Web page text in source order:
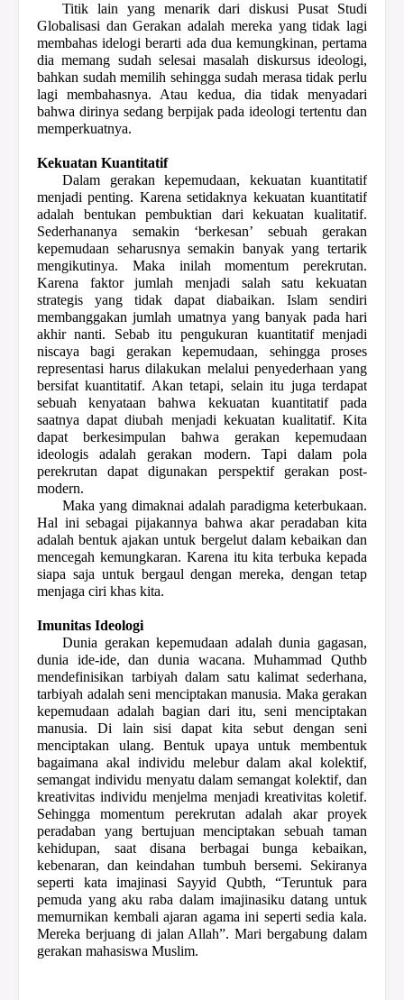
Titik lain yang menarik dari diskusi Pusat Studi
Globalisasi dan Gerakan adalah mereka yang tidak lagi
membahas idelogi berarti ada dua kemungkinan, pertama
dia memang sudah selesai masalah diskursus ideologi,
bahkan sudah memilih sehingga sudah merasa tidak perlu
lagi membahasnya. Atau kedua, dia tidak menyadari
bahwa dirinya sedang berpijak pada ideologi tertentu dan
memperkuatnya.
Kekuatan Kuantitatif
Dalam gerakan kepemudaan, kekuatan kuantitatif
menjadi penting. Karena setidaknya kekuatan kuantitatif
adalah bentukan pembuktian dari kekuatan kualitatif.
Sederhananya semakin ‘berkesan’ sebuah gerakan
kepemudaan seharusnya semakin banyak yang tertarik
mengikutinya. Maka inilah momentum perekrutan.
Karena faktor jumlah menjadi salah satu kekuatan
strategis yang tidak dapat diabaikan. Islam sendiri
membanggakan jumlah umatnya yang banyak pada hari
akhir nanti. Sebab itu pengukuran kuantitatif menjadi
niscaya bagi gerakan kepemudaan, sehingga proses
representasi harus dilakukan melalui penyederhaan yang
bersifat kuantitatif. Akan tetapi, selain itu juga terdapat
sebuah kenyataan bahwa kekuatan kuantitatif pada
saatnya dapat diubah menjadi kekuatan kualitatif. Kita
dapat berkesimpulan bahwa gerakan kepemudaan
ideologis adalah gerakan modern. Tapi dalam pola
perekrutan dapat digunakan perspektif gerakan post-
modern.
Maka yang dimaknai adalah paradigma keterbukaan.
Hal ini sebagai pijakannya bahwa akar peradaban kita
adalah bentuk ajakan untuk bergelut dalam kebaikan dan
mencegah kemungkaran. Karena itu kita terbuka kepada
siapa saja untuk bergaul dengan mereka, dengan tetap
menjaga ciri khas kita.
Imunitas Ideologi
Dunia gerakan kepemudaan adalah dunia gagasan,
dunia ide-ide, dan dunia wacana. Muhammad Quthb
mendefinisikan tarbiyah dalam satu kalimat sederhana,
tarbiyah adalah seni menciptakan manusia. Maka gerakan
kepemudaan adalah bagian dari itu, seni menciptakan
manusia. Di lain sisi dapat kita sebut dengan seni
menciptakan ulang. Bentuk upaya untuk membentuk
bagaimana akal individu melebur dalam akal kolektif,
semangat individu menyatu dalam semangat kolektif, dan
kreativitas individu menjelma menjadi kreativitas koletif.
Sehingga momentum perekrutan adalah akar proyek
peradaban yang bertujuan menciptakan sebuah taman
kehidupan, saat disana berbagai bunga kebaikan,
kebenaran, dan keindahan tumbuh bersemi. Sekiranya
seperti kata imajinasi Sayyid Qubth, “Teruntuk para
pemuda yang aku raba dalam imajinasiku datang untuk
memurnikan kembali ajaran agama ini seperti sedia kala.
Mereka berjuang di jalan Allah”. Mari bergabung dalam
gerakan mahasiswa Muslim.